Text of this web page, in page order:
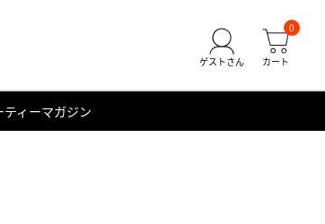
0
ティーマガジン